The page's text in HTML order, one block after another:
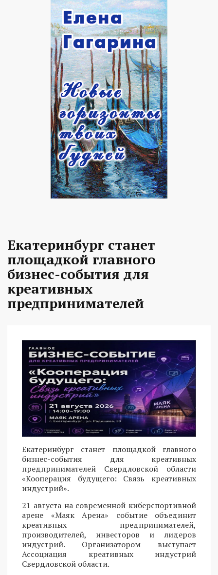
Екатеринбург станет
площадкой главного
бизнес-события для
креативных
предпринимателей
Екатеринбург станет площадкой главного
бизнес-события для креативных
предпринимателей Свердловской области
«Кооперация будущего: Связь креативных
индустрий».
21 августа на современной киберспортивной
арене «Маяк Арена» событие объединит
креативных предпринимателей,
производителей, инвесторов и лидеров
индустрий. Организатором выступает
Ассоциация креативных индустрий
Свердловской области.